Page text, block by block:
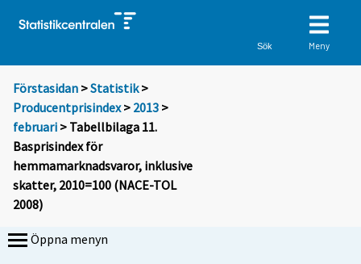
Sök Meny
Förstasidan >Statistik >
Producentprisindex> 2013 >
februari > Tabellbilaga 11.
Basprisindex för
hemmamarknadsvaror, inklusive
skatter, 2010=100 (NACE-TOL
2008)
Öppna menyn